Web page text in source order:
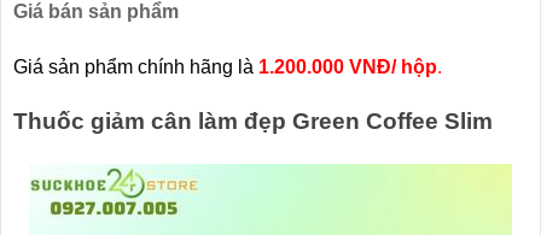
Giá bán sản phẩm
Giá sản phẩm chính hãng là 1.200.000 VNĐ/ hộp.
Thuốc giảm cân làm đẹp Green Coffee Slim